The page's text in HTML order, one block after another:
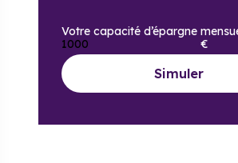
Votre capacité d’épargne
€
Simuler